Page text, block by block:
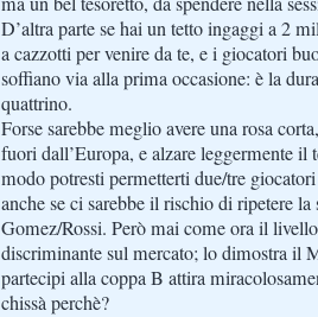
D’altra parte se hai un tetto ingaggi a 2
a cazzotti per venire da te, e i giocatori
soffiano via alla prima occasione: è la
quattrino.
Forse sarebbe meglio avere una rosa
fuori dall’Europa, e alzare leggermente il
modo potresti permetterti due/tre
anche se ci sarebbe il rischio di ripetere la
Gomez/Rossi. Però mai come ora il
discriminante sul mercato; lo dimostra il
partecipi alla coppa B attira
chissà perchè?